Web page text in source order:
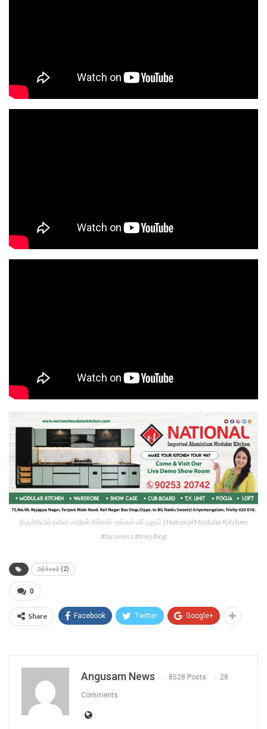
திருச்சியில் நவீன மாடூலர் கிச்சன் -உங்கள் வீட்டிலும் | National Modular Kitchen
#business #trending
அர்ச்சகர் (2)
0
Share Facebook Twitter Google+
Angusam News 8528 Posts 28
Comments